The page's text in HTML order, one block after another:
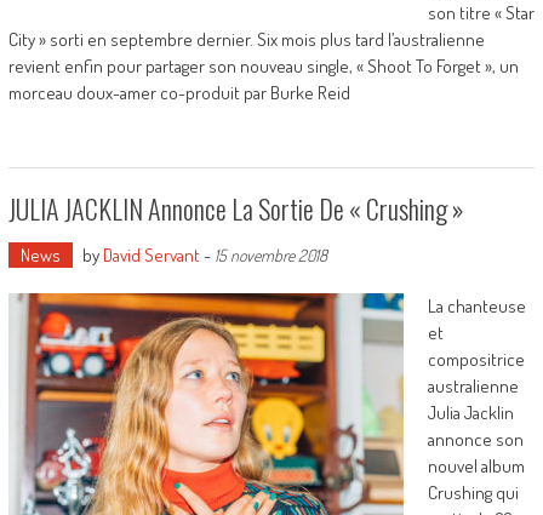
son titre « Star
City » sorti en septembre dernier. Six mois plus tard l’australienne
revient enfin pour partager son nouveau single, « Shoot To Forget », un
morceau doux-amer co-produit par Burke Reid
JULIA JACKLIN Annonce La Sortie De « Crushing »
News by David Servant- 15 novembre 2018
La chanteuse
et
compositrice
australienne
Julia Jacklin
annonce son
nouvel album
Crushing qui